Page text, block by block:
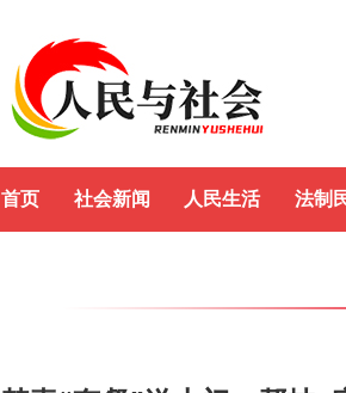
首页 社会新闻 人民生活 法制